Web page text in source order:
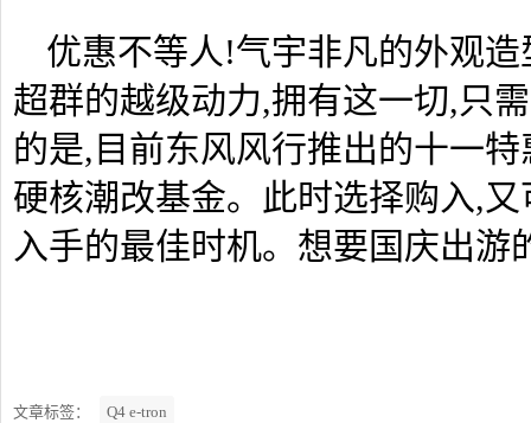
优惠不等人!气宇非凡的外观
超群的越级动力,拥有这一切,只
的是,目前东风风行推出的十一
硬核潮改基金。此时选择购入,
入手的最佳时机。想要国庆出
文章标签： Q4 e-tron